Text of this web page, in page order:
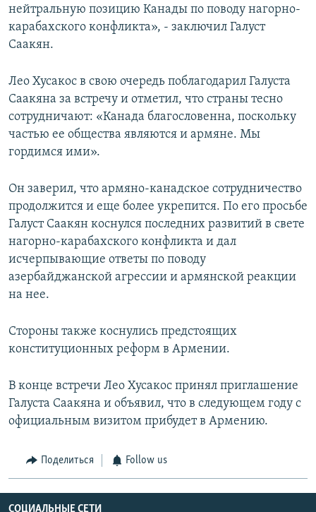
нейтральную позицию Канады по поводу нагорно-
карабахского конфликта», - заключил Галуст
Саакян.
Лео Хусакос в свою очередь поблагодарил Галуста
Саакяна за встречу и отметил, что страны тесно
сотрудничают: «Канада благословенна, поскольку
частью ее общества являются и армяне. Мы
гордимся ими».
Он заверил, что армяно-канадское сотрудничество
продолжится и еще более укрепится. По его просьбе
Галуст Саакян коснулся последних развитий в свете
нагорно-карабахского конфликта и дал
исчерпывающие ответы по поводу
азербайджанской агрессии и армянской реакции
на нее.
Стороны также коснулись предстоящих
конституционных реформ в Армении.
В конце встречи Лео Хусакос принял приглашение
Галуста Саакяна и объявил, что в следующем году с
официальным визитом прибудет в Армению.
Поделиться Follow us
СОЦИАЛЬНЫЕ СЕТИ